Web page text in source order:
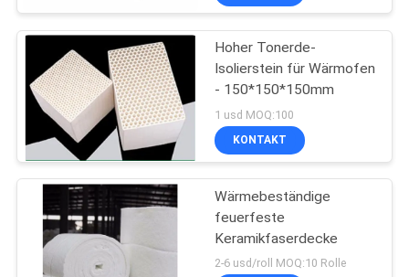
Hoher Tonerde-
Isolierstein für Wärmofen
- 150*150*150mm
1 usd MOQ:100
KONTAKT
Wärmebeständige
feuerfeste
Keramikfaserdecke
2-6 usd/roll MOQ:10 Rolle